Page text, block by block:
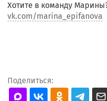
Хотите в команду
vk.com/marina_epifanova
Поделиться: